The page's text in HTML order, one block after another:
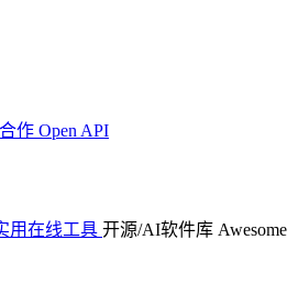
作 Open API
用在线工具 开源/AI软件库 Awesome